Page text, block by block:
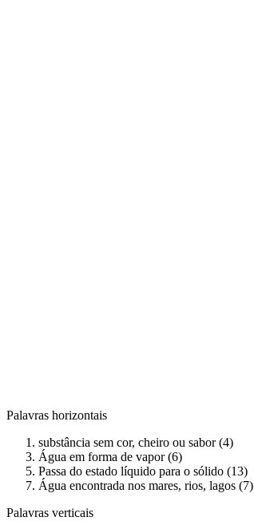
Palavras horizontais
substância sem cor, cheiro ou sabor (4)
Água em forma de vapor (6)
Passa do estado líquido para o sólido (13)
Água encontrada nos mares, rios, lagos (7)
Palavras verticais